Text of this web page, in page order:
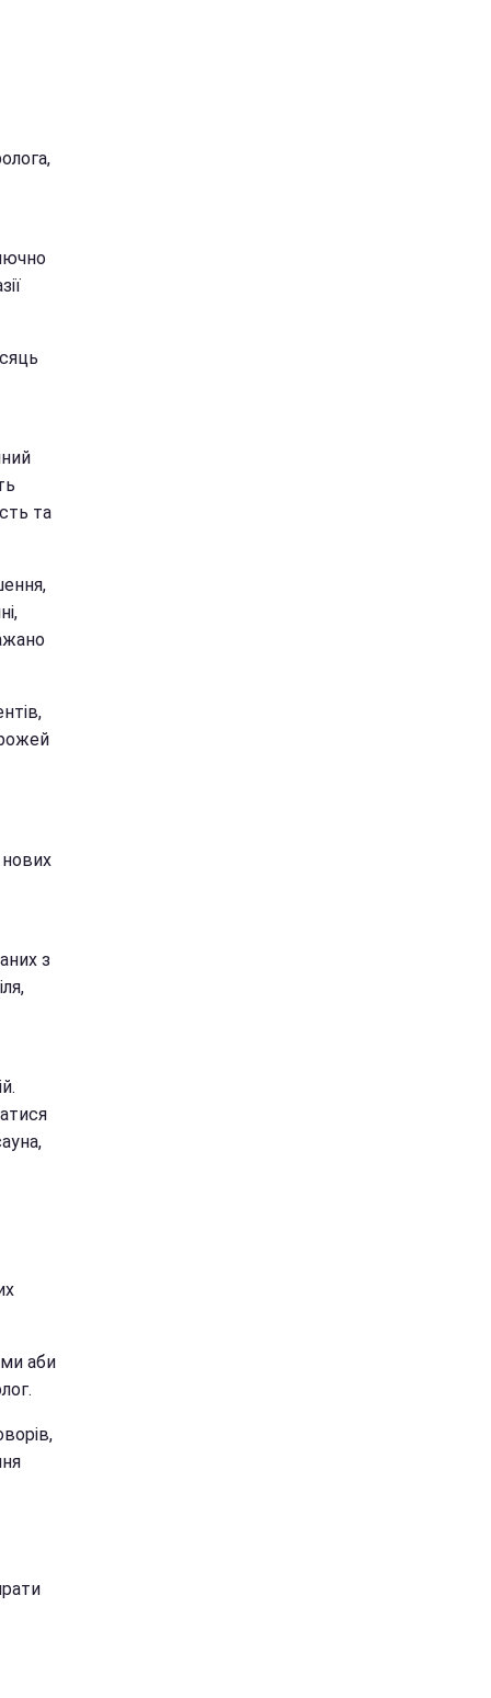
та
з
аби